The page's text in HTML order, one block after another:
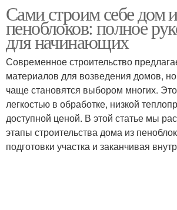
Сами строим себе дом
пеноблоков: полное
для начинающих
Современное строительство
материалов для возведения домов,
чаще становятся выбором многих.
легкостью в обработке, низкой
доступной ценой. В этой статье мы
этапы строительства дома из
подготовки участка и заканчивая